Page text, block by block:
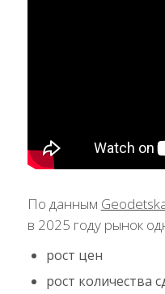
По данным
в 2025 году рынок
рост цен
рост количества